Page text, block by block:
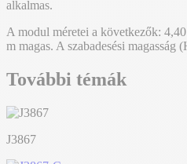
alkalmas.
A modul méretei a következők:
m magas. A szabadesési magasság
További témák
J3867